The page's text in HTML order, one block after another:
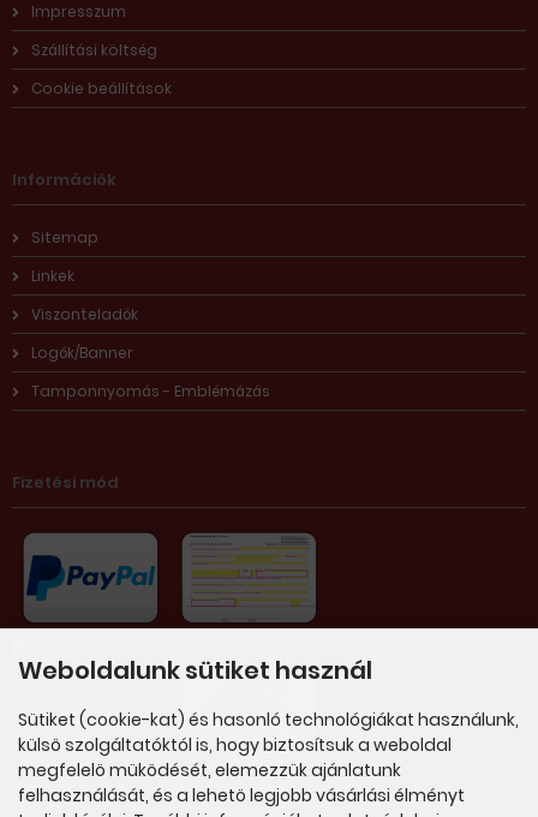
Impresszum
Szállítási költség
Cookie beállítások
Információk
Sitemap
Linkek
Viszonteladók
Logók/Banner
Tamponnyomás - Emblémázás
Fizetési mód
Weboldalunk sütiket használ
Sütiket (cookie-kat) és hasonló technológiákat használunk,
külsö szolgáltatóktól is, hogy biztosítsuk a weboldal
megfelelö müködését, elemezzük ajánlatunk
felhasználását, és a lehetö legjobb vásárlási élményt